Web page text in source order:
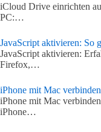
iCloud Drive einrichten
PC:…
JavaScript aktivieren: So
JavaScript aktivieren:
Firefox,…
iPhone mit Mac
iPhone mit Mac
iPhone…